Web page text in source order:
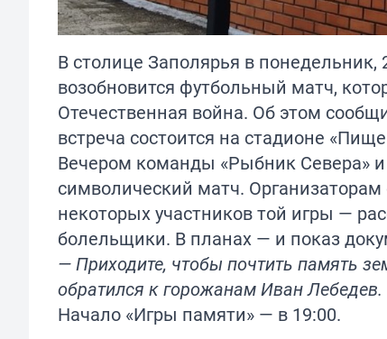
В столице Заполярья в
возобновится футбольный матч,
Отечественная война. Об этом
встреча состоится на стадионе
Вечером команды «Рыбник Севера»
символический матч.
некоторых участников той игры —
болельщики. В планах — и показ
— Приходите, чтобы почтить память
обратился к горожанам Иван Лебедев.
Начало «Игры памяти» — в 19:00.